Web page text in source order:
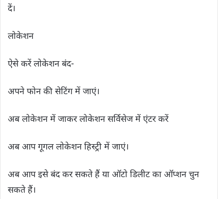
दें।
लोकेशन
ऐसे करें लोकेशन बंद-
अपने फोन की सेटिंग में जाएं।
अब लोकेशन में जाकर लोकेशन सर्विसेज में एंटर करें
अब आप गूगल लोकेशन हिस्ट्री में जाएं।
अब आप इसे बंद कर सकते हैं या ऑटो डिलीट का ऑप्शन चुन
सकते हैं।